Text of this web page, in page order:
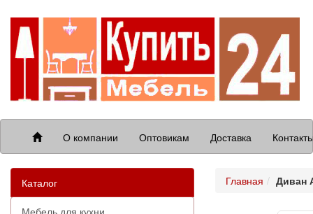
О компании Оптовикам Доставка
Каталог
Мебель для кухни
Главная Диван